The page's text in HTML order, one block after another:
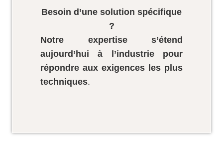
Besoin d’une solution spécifique
?
Notre expertise s’étend
aujourd’hui à l’industrie pour
répondre aux exigences les plus
techniques.